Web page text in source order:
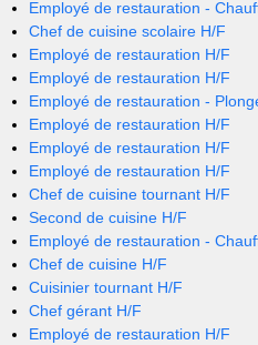
Employé de restauration -
Chef de cuisine scolaire H/F
Employé de restauration H/F
Employé de restauration H/F
Employé de restauration -
Employé de restauration H/F
Employé de restauration H/F
Employé de restauration H/F
Chef de cuisine tournant H/F
Second de cuisine H/F
Employé de restauration -
Chef de cuisine H/F
Cuisinier tournant H/F
Chef gérant H/F
Employé de restauration H/F